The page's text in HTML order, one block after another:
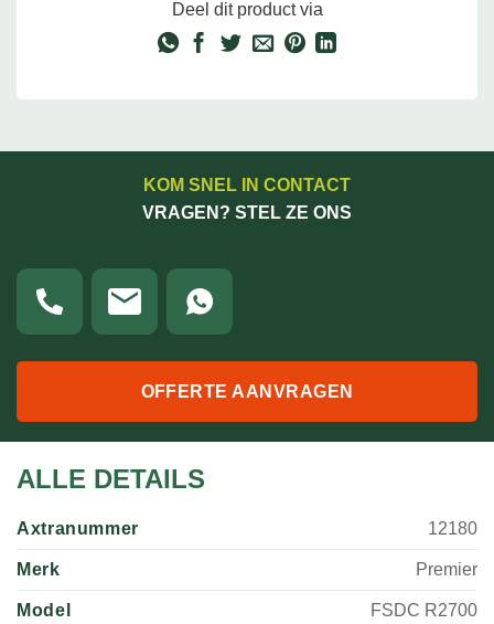
Deel dit product via
KOM SNEL IN CONTACT
VRAGEN? STEL ZE ONS
OFFERTE AANVRAGEN
ALLE DETAILS
Axtranummer 12180
Merk Premier
Model FSDC R2700